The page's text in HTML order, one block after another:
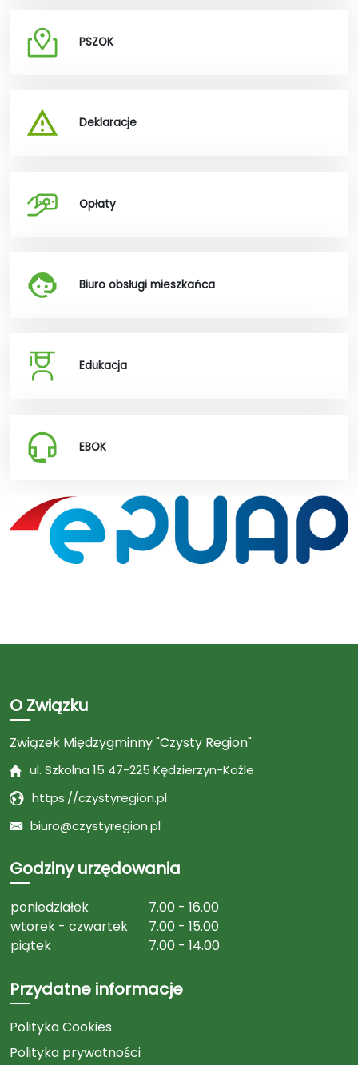
PSZOK
Deklaracje
Opłaty
Biuro obsługi mieszkańca
Edukacja
EBOK
O Związku
Związek Międzygminny "Czysty Region"
ul. Szkolna 15 47-225 Kędzierzyn-Koźle
https://czystyregion.pl
biuro@czystyregion.pl
Godziny urzędowania
poniedziałek
7.00 - 16.00
wtorek - czwartek
7.00 - 15.00
piątek
7.00 - 14.00
Przydatne informacje
Polityka Cookies
Polityka prywatności